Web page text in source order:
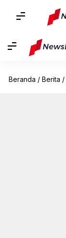
Beranda / Berita /